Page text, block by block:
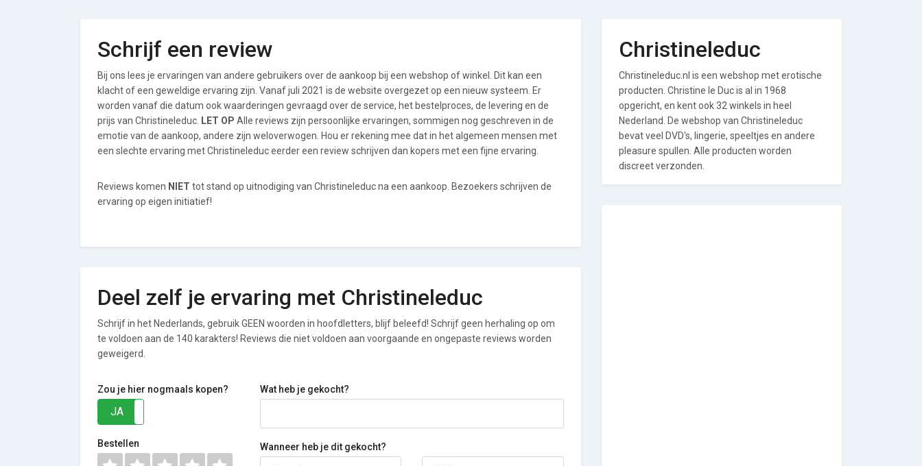
Schrijf een review
Bij ons lees je ervaringen van andere gebruikers over de aankoop bij een webshop of winkel. Dit kan een
klacht of een geweldige ervaring zijn. Vanaf juli 2021 is de website overgezet op een nieuw systeem. Er
worden vanaf die datum ook waarderingen gevraagd over de service, het bestelproces, de levering en de
prijs van Christineleduc. LET OP Alle reviews zijn persoonlijke ervaringen, sommigen nog geschreven in de
emotie van de aankoop, andere zijn weloverwogen. Hou er rekening mee dat in het algemeen mensen met
een slechte ervaring met Christineleduc eerder een review schrijven dan kopers met een fijne ervaring.
Reviews komen NIET tot stand op uitnodiging van Christineleduc na een aankoop. Bezoekers schrijven de
ervaring op eigen initiatief!
Deel zelf je ervaring met Christineleduc
Schrijf in het Nederlands, gebruik GEEN woorden in hoofdletters, blijf beleefd! Schrijf geen herhaling op om
te voldoen aan de 140 karakters! Reviews die niet voldoen aan voorgaande en ongepaste reviews worden
geweigerd.
Zou je hier nogmaals kopen?
JA
Bestellen
Wat heb je gekocht?
Wanneer heb je dit gekocht?
Christineleduc
Christineleduc.nl is een webshop met erotische
producten. Christine le Duc is al in 1968
opgericht, en kent ook 32 winkels in heel
Nederland. De webshop van Christineleduc
bevat veel DVD's, lingerie, speeltjes en andere
pleasure spullen. Alle producten worden
discreet verzonden.